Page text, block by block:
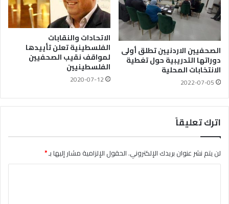
الصحفيين الاردنيين تطلق أولى
دوراتها التدريبية حول تغطية
الانتخابات المحلية
2022-07-05
الاتحادات والنقابات
الفلسطينية تعلن تأييدها
لمواقف نقيب الصحفيين
الفلسطينيين
2020-07-12
اترك تعليقاً
لن يتم نشر عنوان بريدك الإلكتروني.الحقول الإلزامية مشار إليها بـ*